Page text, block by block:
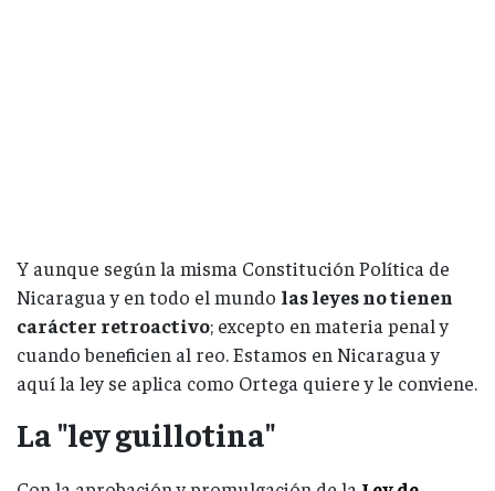
Y aunque según la misma Constitución Política de
Nicaragua y en todo el mundo las leyes no tienen
carácter retroactivo; excepto en materia penal y
cuando beneficien al reo. Estamos en Nicaragua y
aquí la ley se aplica como Ortega quiere y le conviene.
La "ley guillotina"